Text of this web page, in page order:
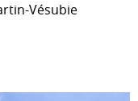
Vésubie